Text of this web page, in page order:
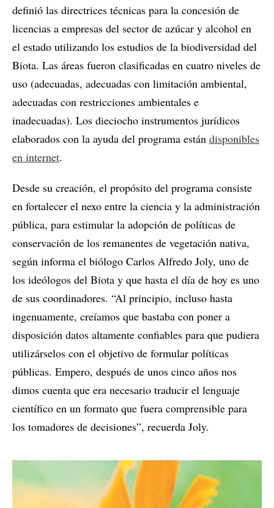
definió las directrices técnicas para la concesión de
licencias a empresas del sector de azúcar y alcohol en
el estado utilizando los estudios de la biodiversidad del
Biota. Las áreas fueron clasificadas en cuatro niveles de
uso (adecuadas, adecuadas con limitación ambiental,
adecuadas con restricciones ambientales e
inadecuadas). Los dieciocho instrumentos jurídicos
elaborados con la ayuda del programa están disponibles
en internet.
Desde su creación, el propósito del programa consiste
en fortalecer el nexo entre la ciencia y la administración
pública, para estimular la adopción de políticas de
conservación de los remanentes de vegetación nativa,
según informa el biólogo Carlos Alfredo Joly, uno de
los ideólogos del Biota y que hasta el día de hoy es uno
de sus coordinadores. “Al principio, incluso hasta
ingenuamente, creíamos que bastaba con poner a
disposición datos altamente confiables para que pudiera
utilizárselos con el objetivo de formular políticas
públicas. Empero, después de unos cinco años nos
dimos cuenta que era necesario traducir el lenguaje
científico en un formato que fuera comprensible para
los tomadores de decisiones”, recuerda Joly.